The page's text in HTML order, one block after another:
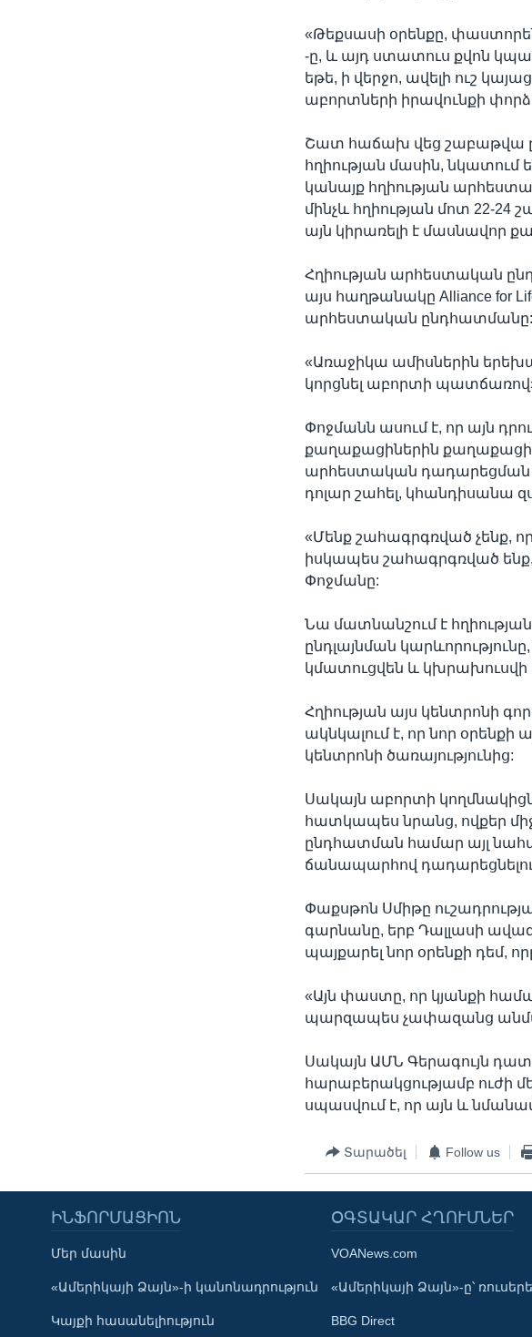
Learning English
ՀԵՏԵՒԵՔ ՄԵԶ
«Թեքսասի օրենքը,
-ը, և այդ ստատուս քվոն
եթե, ի վերջո, ավելի ուշ
աբորտների իրավունքի
Շատ հաճախ վեց շաբաթվա
հղիության մասին, նկատում
կանայք հղիության
մինչև հղիության մոտ 22-24
այն կիրառելի է մասնավոր
Հղիության արհեստական
այս հաղթանակը Alliance for
արհեստական ընդհատմանը:
«Առաջիկա ամիսներին
կորցնել աբորտի
Փոջմանն ասում է, որ այն
քաղաքացիներին
արհեստական դադարեցման
դոլար շահել, կհանդիսանա
«Մենք շահագրգռված չենք,
իսկապես շահագրգռված
Փոջմանը:
Նա մատնանշում է
ընդլայնման
կմատուցվեն և կխրախուսվի
Հղիության այս կենտրոնի
ակնկալում է, որ նոր օրենքի
կենտրոնի ծառայությունից:
Սակայն աբորտի
հատկապես նրանց, ովքեր
ընդհատման համար այլ
ճանապարհով
Փաքսթոն Սմիթը
գարնանը, երբ Դալլասի ավագ
պայքարել նոր օրենքի դեմ,
«Այն փաստը, որ կյանքի
պարզապես չափազանց
Սակայն ԱՄՆ Գերագույն
հարաբերակցությամբ ուժի
սպասվում է, որ այն և
Տարածել Follow us
ԻՆՖՈՐՄԱՑԻՈՆ
Մեր մասին
«Ամերիկայի Ձայն»-ի կանոնադրություն
Կայքի հասանելիություն
ՕԳՏԱԿԱՐ ՀՂՈՒՄՆԵՐ
VOANews.com
«Ամերիկայի Ձայն»-ը՝
BBG Direct